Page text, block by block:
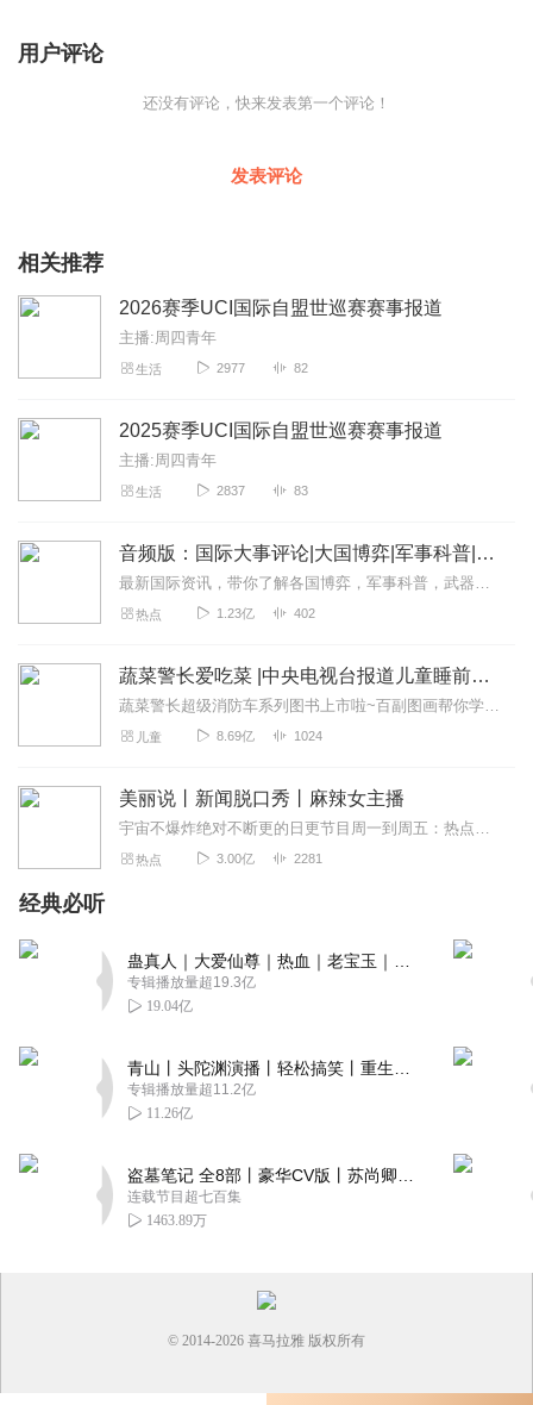
用户评论
还没有评论，快来发表第一个评论！
发表评论
相关推荐
2026赛季UCI国际自盟世巡赛赛事报道
主播:周四青年
生活 2977 82
2025赛季UCI国际自盟世巡赛赛事报道
主播:周四青年
生活 2837 83
音频版：国际大事评论|大国博弈|军事科普|科技讲解
最新国际资讯，带你了解各国博弈，军事科普，武器博览。本专辑为听风的蚕原创专辑，本专辑将为您介绍军事科普和国际动态和热点大事，通过独家解读，为您理清热点之下的脉络...
热点 1.23亿 402
蔬菜警长爱吃菜 |中央电视台报道儿童睡前侦探故事
蔬菜警长超级消防车系列图书上市啦~百副图画帮你学到超多知识！蔬菜警长前传《神奇双猫3·警校争霸赛》火热播出，用科学知识破解谜团，快去收听吧！【点我点我】【获央视...
儿童 8.69亿 1024
美丽说丨新闻脱口秀丨麻辣女主播
宇宙不爆炸绝对不断更的日更节目周一到周五：热点新闻一锅端周末：听众投稿话题探讨随便闲聊>>>不知道怎么进主播橱窗购买零食的点击我哟，点我点我！<<<马栏山...
热点 3.00亿 2281
经典必听
专辑播放量超19.3亿
19.04亿
专辑播放量超11.2亿
11.26亿
连载节目超七百集
1463.89万
© 2014-2026 喜马拉雅 版权所有